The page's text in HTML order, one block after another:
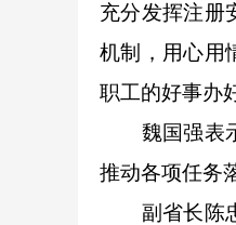
充分发挥注册
机制，用心用
职工的好事办
魏国强表示
推动各项任务
副省长陈忠